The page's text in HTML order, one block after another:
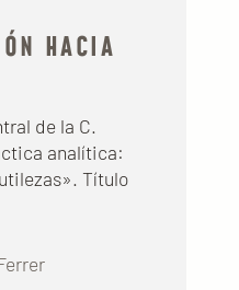
HACIA
de la C.
analítica:
Título